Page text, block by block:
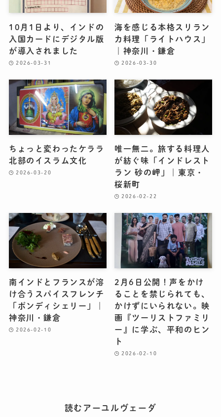
10月1日より、インドの
入国カードにデジタル版
が導入されました
2026-03-31
海を感じる本格スリラン
カ料理「ライトハウス」
｜神奈川・鎌倉
2026-03-30
ちょっと変わったケララ
北部のイスラム文化
2026-03-20
唯一無二。旅する料理人
が紡ぐ味「インドレスト
ラン 砂の岬」｜東京・
桜新町
2026-02-22
南インドとフランスが溶
け合うスパイスフレンチ
「ポンディシェリー」｜
神奈川・鎌倉
2026-02-10
2月6日公開！声をかけ
ることを禁じられても、
かけずにいられない。映
画『ツーリストファミリ
ー』に学ぶ、平和のヒン
ト
2026-02-10
読むアーユルヴェーダ